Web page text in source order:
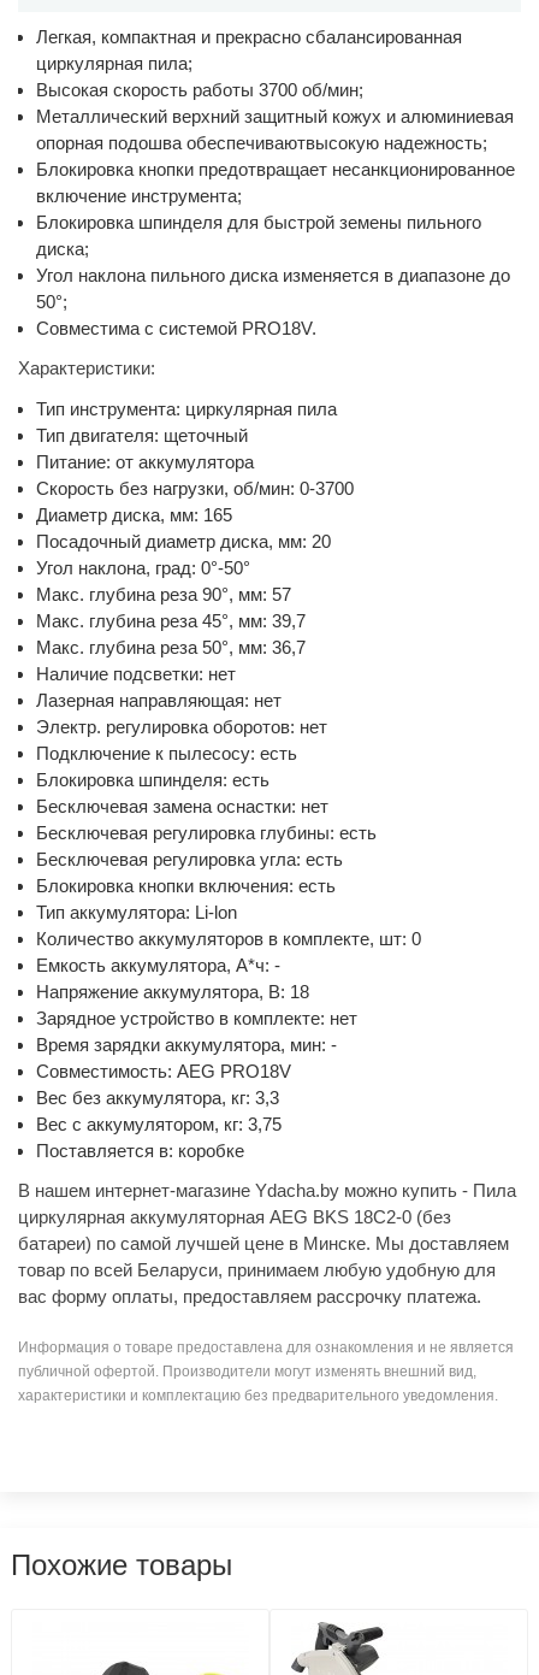
Легкая, компактная и прекрасно сбалансированная
циркулярная пила;
Высокая скорость работы 3700 об/мин;
Металлический верхний защитный кожух и алюминиевая
опорная подошва обеспечиваютвысокую надежность;
Блокировка кнопки предотвращает несанкционированное
включение инструмента;
Блокировка шпинделя для быстрой земены пильного
диска;
Угол наклона пильного диска изменяется в диапазоне до
50°;
Совместима с системой PRO18V.
Характеристики:
Тип инструмента: циркулярная пила
Тип двигателя: щеточный
Питание: от аккумулятора
Скорость без нагрузки, об/мин: 0-3700
Диаметр диска, мм: 165
Посадочный диаметр диска, мм: 20
Угол наклона, град: 0°-50°
Макс. глубина реза 90°, мм: 57
Макс. глубина реза 45°, мм: 39,7
Макс. глубина реза 50°, мм: 36,7
Наличие подсветки: нет
Лазерная направляющая: нет
Электр. регулировка оборотов: нет
Подключение к пылесосу: есть
Блокировка шпинделя: есть
Бесключевая замена оснастки: нет
Бесключевая регулировка глубины: есть
Бесключевая регулировка угла: есть
Блокировка кнопки включения: есть
Тип аккумулятора: Li-lon
Количество аккумуляторов в комплекте, шт: 0
Емкость аккумулятора, А*ч: -
Напряжение аккумулятора, В: 18
Зарядное устройство в комплекте: нет
Время зарядки аккумулятора, мин: -
Совместимость: AEG PRO18V
Вес без аккумулятора, кг: 3,3
Вес с аккумулятором, кг: 3,75
Поставляется в: коробке
В нашем интернет-магазине Ydacha.by можно купить - Пила
циркулярная аккумуляторная AEG BKS 18C2-0 (без
батареи) по самой лучшей цене в Минске. Мы доставляем
товар по всей Беларуси, принимаем любую удобную для
вас форму оплаты, предоставляем рассрочку платежа.
Информация о товаре предоставлена для ознакомления и не является
публичной офертой. Производители могут изменять внешний вид,
характеристики и комплектацию без предварительного уведомления.
Похожие товары